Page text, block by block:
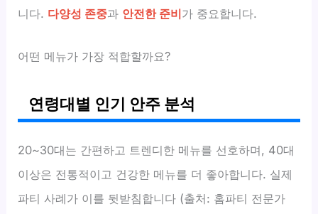
니다. 다양성 존중과 안전한 준비가 중요합니다.
어떤 메뉴가 가장 적합할까요?
연령대별 인기 안주 분석
20~30대는 간편하고 트렌디한 메뉴를 선호하며, 40대
이상은 전통적이고 건강한 메뉴를 더 좋아합니다. 실제
파티 사례가 이를 뒷받침합니다 (출처: 홈파티 전문가